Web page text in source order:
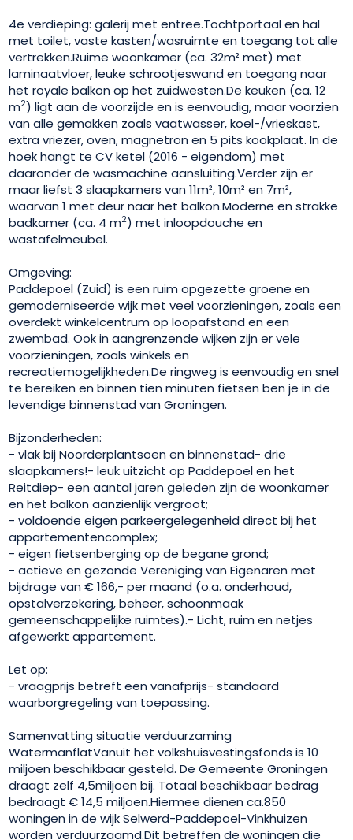
4e verdieping: galerij met entree.Tochtportaal en hal
met toilet, vaste kasten/wasruimte en toegang tot alle
vertrekken.Ruime woonkamer (ca. 32m² met) met
laminaatvloer, leuke schrootjeswand en toegang naar
het royale balkon op het zuidwesten.De keuken (ca. 12
m2) ligt aan de voorzijde en is eenvoudig, maar voorzien
van alle gemakken zoals vaatwasser, koel-/vrieskast,
extra vriezer, oven, magnetron en 5 pits kookplaat. In de
hoek hangt te CV ketel (2016 - eigendom) met
daaronder de wasmachine aansluiting.Verder zijn er
maar liefst 3 slaapkamers van 11m², 10m² en 7m²,
waarvan 1 met deur naar het balkon.Moderne en strakke
badkamer (ca. 4 m2) met inloopdouche en
wastafelmeubel.
Omgeving:
Paddepoel (Zuid) is een ruim opgezette groene en
gemoderniseerde wijk met veel voorzieningen, zoals een
overdekt winkelcentrum op loopafstand en een
zwembad. Ook in aangrenzende wijken zijn er vele
voorzieningen, zoals winkels en
recreatiemogelijkheden.De ringweg is eenvoudig en snel
te bereiken en binnen tien minuten fietsen ben je in de
levendige binnenstad van Groningen.
Bijzonderheden:
- vlak bij Noorderplantsoen en binnenstad- drie
slaapkamers!- leuk uitzicht op Paddepoel en het
Reitdiep- een aantal jaren geleden zijn de woonkamer
en het balkon aanzienlijk vergroot;
- voldoende eigen parkeergelegenheid direct bij het
appartementencomplex;
- eigen fietsenberging op de begane grond;
- actieve en gezonde Vereniging van Eigenaren met
bijdrage van € 166,- per maand (o.a. onderhoud,
opstalverzekering, beheer, schoonmaak
gemeenschappelijke ruimtes).- Licht, ruim en netjes
afgewerkt appartement.
Let op:
- vraagprijs betreft een vanafprijs- standaard
waarborgregeling van toepassing.
Samenvatting situatie verduurzaming
WatermanflatVanuit het volkshuisvestingsfonds is 10
miljoen beschikbaar gesteld. De Gemeente Groningen
draagt zelf 4,5miljoen bij. Totaal beschikbaar bedrag
bedraagt € 14,5 miljoen.Hiermee dienen ca.850
woningen in de wijk Selwerd-Paddepoel-Vinkhuizen
worden verduurzaamd.Dit betreffen de woningen die